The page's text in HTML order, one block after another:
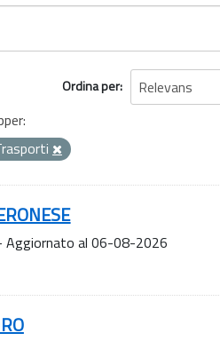
Ordina per
Aggiornato al 06-08-2026